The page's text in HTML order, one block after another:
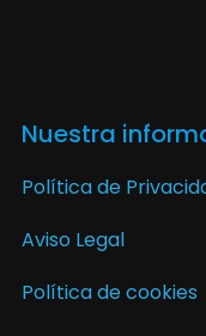
Nuestra
Política de
Aviso Legal
Política de cookies